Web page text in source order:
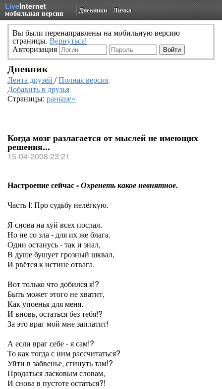
LiveInternet
мобильная версия Дневники Личка
Вы были перенаправлены на мобильную версию
страницы. Вернуться!
Авторизация
Дневник
Лента друзей /Полная версия
Добавить в друзья
Страницы: раньше»
Когда мозг разлагается от мыслей не имеющих
решения...
15-04-2008 23:21
Настроение сейчас -Охренеть какое невнятное.
Часть I: Про судьбу нелёгкую.
Я снова на хуй всех послал.
Но не со зла - для их же блага.
Один останусь - так и знал,
В душе бушует грозный шквал,
И рвётся к истине отвага.
Вот только что добился я!?
Быть может этого не хватит,
Как упоенья для меня.
И вновь, остаться без тебя!?
За это враг мой мне заплатит!
А если враг себе - я сам!?
То как тогда с ним рассчитаться?
Уйти в забвенье, сгинуть там!?
Продаться ласковым словам,
И снова в пустоте остаться?!